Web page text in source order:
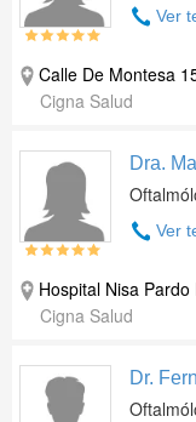
Ver
Calle De Montesa
Cigna Salud
Dra.
Ver
Hospital Nisa
Cigna Salud
Dr.